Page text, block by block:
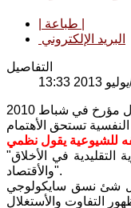
البريد الإلكتروني
التفاصيل
"كانت الشيوعية وما تزال فكرة ملتبسة المضامين لعموم الناس في العالم بسبب طابعها التبشيري الصادم للمسلمات البشرية التقليدية في الأخلاق
والأقتصاد".
يد ماركس وانجلز في القرن 19 فحسب بل هي قبل كل شئ نسق سايكولوجي